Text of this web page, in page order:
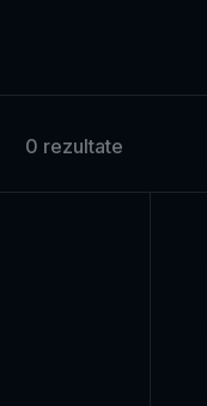
0 rezultate